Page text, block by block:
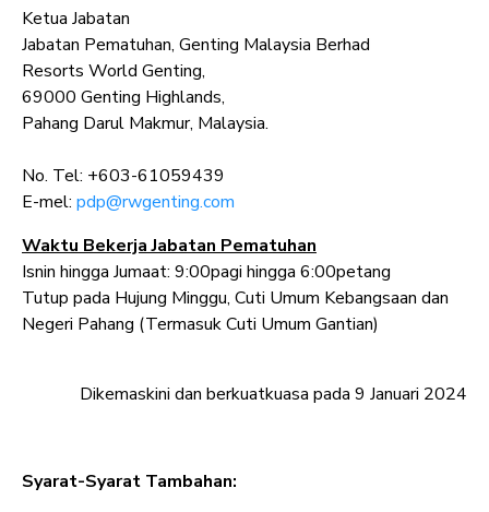
Ketua Jabatan
Jabatan Pematuhan, Genting Malaysia Berhad
Resorts World Genting,
69000 Genting Highlands,
Pahang Darul Makmur, Malaysia.
No. Tel: +603-61059439
E-mel: pdp@rwgenting.com
Waktu Bekerja Jabatan Pematuhan
Isnin hingga Jumaat: 9:00pagi hingga 6:00petang
Tutup pada Hujung Minggu, Cuti Umum Kebangsaan dan
Negeri Pahang (Termasuk Cuti Umum Gantian)
Dikemaskini dan berkuatkuasa pada 9 Januari 2024
Syarat-Syarat Tambahan: